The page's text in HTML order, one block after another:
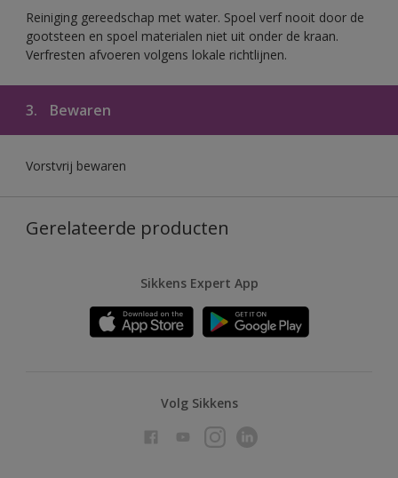
Reiniging gereedschap met water. Spoel verf nooit door de
gootsteen en spoel materialen niet uit onder de kraan.
Verfresten afvoeren volgens lokale richtlijnen.
3. Bewaren
Vorstvrij bewaren
Gerelateerde producten
Sikkens Expert App
Volg Sikkens